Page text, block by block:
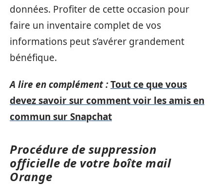
données. Profiter de cette occasion pour
faire un inventaire complet de vos
informations peut s’avérer grandement
bénéfique.
A lire en complément :Tout ce que vous
devez savoir sur comment voir les amis en
commun sur Snapchat
Procédure de suppression
officielle de votre boîte mail
Orange